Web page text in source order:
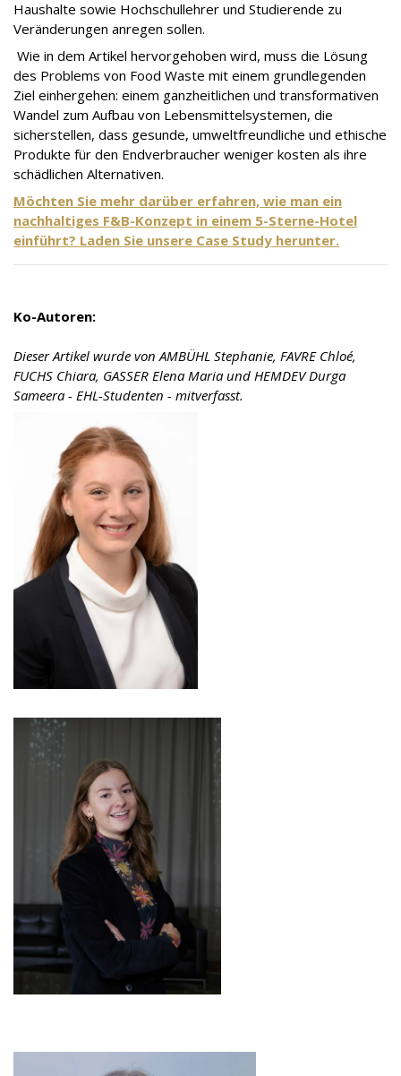
Haushalte sowie Hochschullehrer und Studierende zu
Veränderungen anregen sollen.
Wie in dem Artikel hervorgehoben wird, muss die Lösung
des Problems von Food Waste mit einem grundlegenden
Ziel einhergehen: einem ganzheitlichen und transformativen
Wandel zum Aufbau von Lebensmittelsystemen, die
sicherstellen, dass gesunde, umweltfreundliche und ethische
Produkte für den Endverbraucher weniger kosten als ihre
schädlichen Alternativen.
Möchten Sie mehr darüber erfahren, wie man ein
nachhaltiges F&B-Konzept in einem 5-Sterne-Hotel
einführt? Laden Sie unsere Case Study herunter.
Ko-Autoren:
Dieser Artikel wurde von AMBÜHL Stephanie, FAVRE Chloé,
FUCHS Chiara, GASSER Elena Maria und HEMDEV Durga
Sameera - EHL-Studenten - mitverfasst.